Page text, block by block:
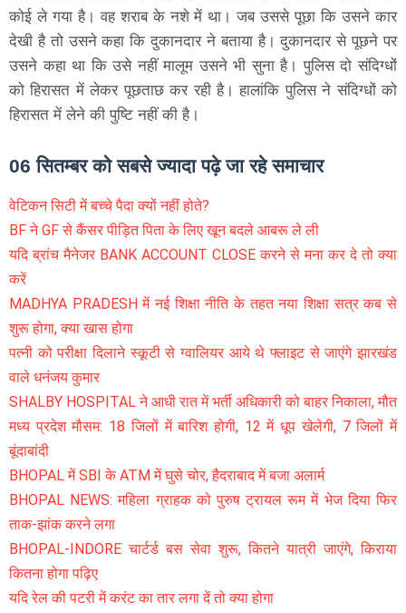
कोई ले गया है। वह शराब के नशे में था। जब उससे पूछा कि उसने कार
देखी है तो उसने कहा कि दुकानदार ने बताया है। दुकानदार से पूछने पर
उसने कहा था कि उसे नहीं मालूम उसने भी सुना है। पुलिस दो संदिग्धों
को हिरासत में लेकर पूछताछ कर रही है। हालांकि पुलिस ने संदिग्धों को
हिरासत में लेने की पुष्टि नहीं की है।
06 सितम्बर को सबसे ज्यादा पढ़े जा रहे समाचार
वेटिकन सिटी में बच्चे पैदा क्यों नहीं होते?
BF ने GF से कैंसर पीड़ित पिता के लिए खून बदले आबरू ले ली
यदि ब्रांच मैनेजर BANK ACCOUNT CLOSE करने से मना कर दे तो क्या
करें
MADHYA PRADESH में नई शिक्षा नीति के तहत नया शिक्षा सत्र कब से
शुरू होगा, क्या खास होगा
पत्नी को परीक्षा दिलाने स्कूटी से ग्वालियर आये थे फ्लाइट से जाएंगे झारखंड
वाले धनंजय कुमार
SHALBY HOSPITAL ने आधी रात में भर्ती अधिकारी को बाहर निकाला, मौत
मध्य प्रदेश मौसम: 18 जिलों में बारिश होगी, 12 में धूप खेलेगी, 7 जिलों में
बूंदाबांदी
BHOPAL में SBI के ATM में घुसे चोर, हैदराबाद में बजा अलार्म
BHOPAL NEWS: महिला ग्राहक को पुरुष ट्रायल रूम में भेज दिया फिर
ताक-झांक करने लगा
BHOPAL-INDORE चार्टर्ड बस सेवा शुरू, कितने यात्री जाएंगे, किराया
कितना होगा पढ़िए
यदि रेल की पटरी में करंट का तार लगा दें तो क्या होगा